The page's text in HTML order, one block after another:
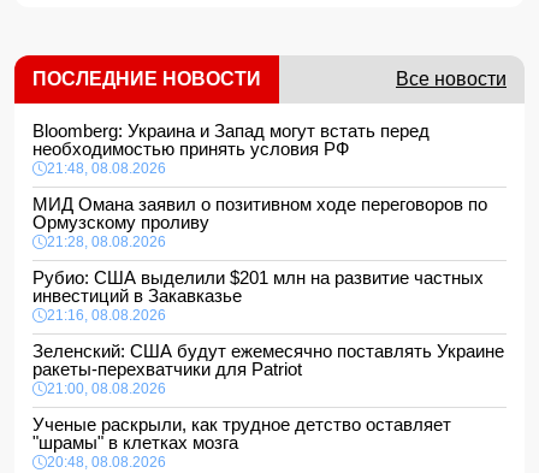
ПОСЛЕДНИЕ НОВОСТИ Все новости
Bloomberg: Украина и Запад могут встать перед
необходимостью принять условия РФ
21:48, 08.08.2026
МИД Омана заявил о позитивном ходе переговоров по
Ормузскому проливу
21:28, 08.08.2026
Рубио: США выделили $201 млн на развитие частных
инвестиций в Закавказье
21:16, 08.08.2026
Зеленский: США будут ежемесячно поставлять Украине
ракеты-перехватчики для Patriot
21:00, 08.08.2026
Ученые раскрыли, как трудное детство оставляет
"шрамы" в клетках мозга
20:48, 08.08.2026